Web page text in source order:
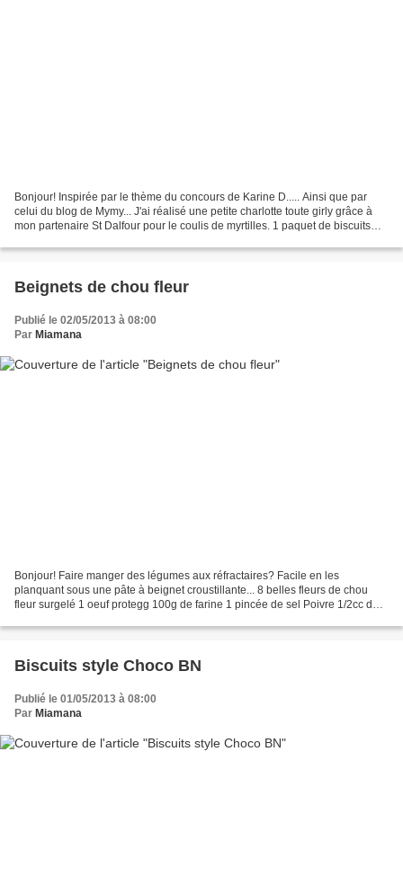
Bonjour! Inspirée par le thème du concours de Karine D..... Ainsi que par
celui du blog de Mymy... J'ai réalisé une petite charlotte toute girly grâce à
mon partenaire St Dalfour pour le coulis de myrtilles. 1 paquet de biscuits
Beignets de chou fleur
Publié le 02/05/2013 à 08:00
Par Miamana
Bonjour! Faire manger des légumes aux réfractaires? Facile en les
planquant sous une pâte à beignet croustillante... 8 belles fleurs de chou
fleur surgelé 1 oeuf protegg 100g de farine 1 pincée de sel Poivre 1/2cc de
Biscuits style Choco BN
Publié le 01/05/2013 à 08:00
Par Miamana